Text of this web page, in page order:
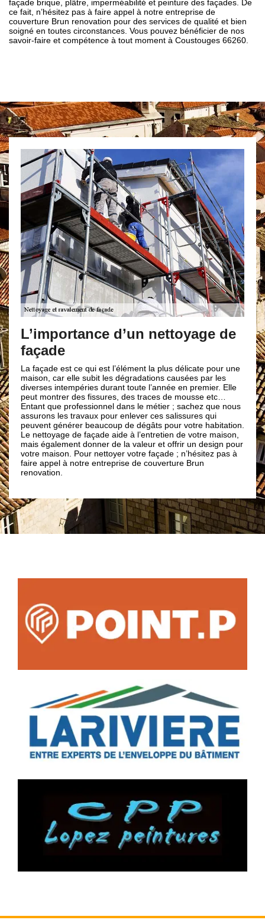
façade brique, plâtre, imperméabilité et peinture des façades. De
ce fait, n’hésitez pas à faire appel à notre entreprise de
couverture Brun renovation pour des services de qualité et bien
soigné en toutes circonstances. Vous pouvez bénéficier de nos
savoir-faire et compétence à tout moment à Coustouges 66260.
il
et
L’importance d’un nettoyage de
façade
La façade est ce qui est l’élément la plus délicate pour une
maison, car elle subit les dégradations causées par les
diverses intempéries durant toute l’année en premier. Elle
peut montrer des fissures, des traces de mousse etc…
Entant que professionnel dans le métier ; sachez que nous
assurons les travaux pour enlever ces salissures qui
peuvent générer beaucoup de dégâts pour votre habitation.
Le nettoyage de façade aide à l’entretien de votre maison,
mais également donner de la valeur et offrir un design pour
votre maison. Pour nettoyer votre façade ; n’hésitez pas à
faire appel à notre entreprise de couverture Brun
renovation.
la
nos